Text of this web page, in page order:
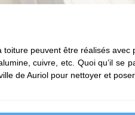
peuvent être réalisés avec
cuivre, etc. Quoi qu’il se
de Auriol pour nettoyer et